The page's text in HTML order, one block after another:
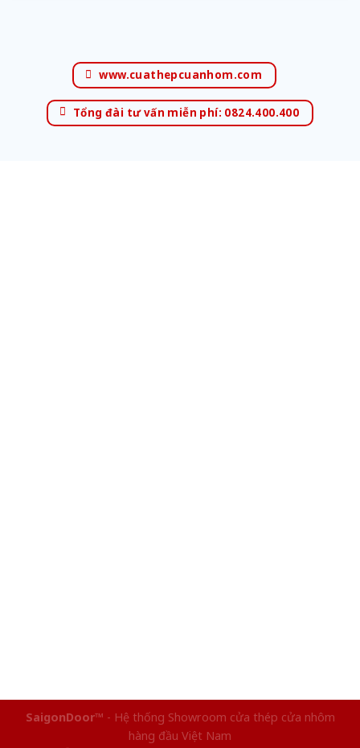
www.cuathepcuanhom.com
Tổng đài tư vấn miễn phí: 0824.400.400
SaigonDoor™ - Hệ thống Showroom cửa thép cửa nhôm
hàng đầu Việt Nam